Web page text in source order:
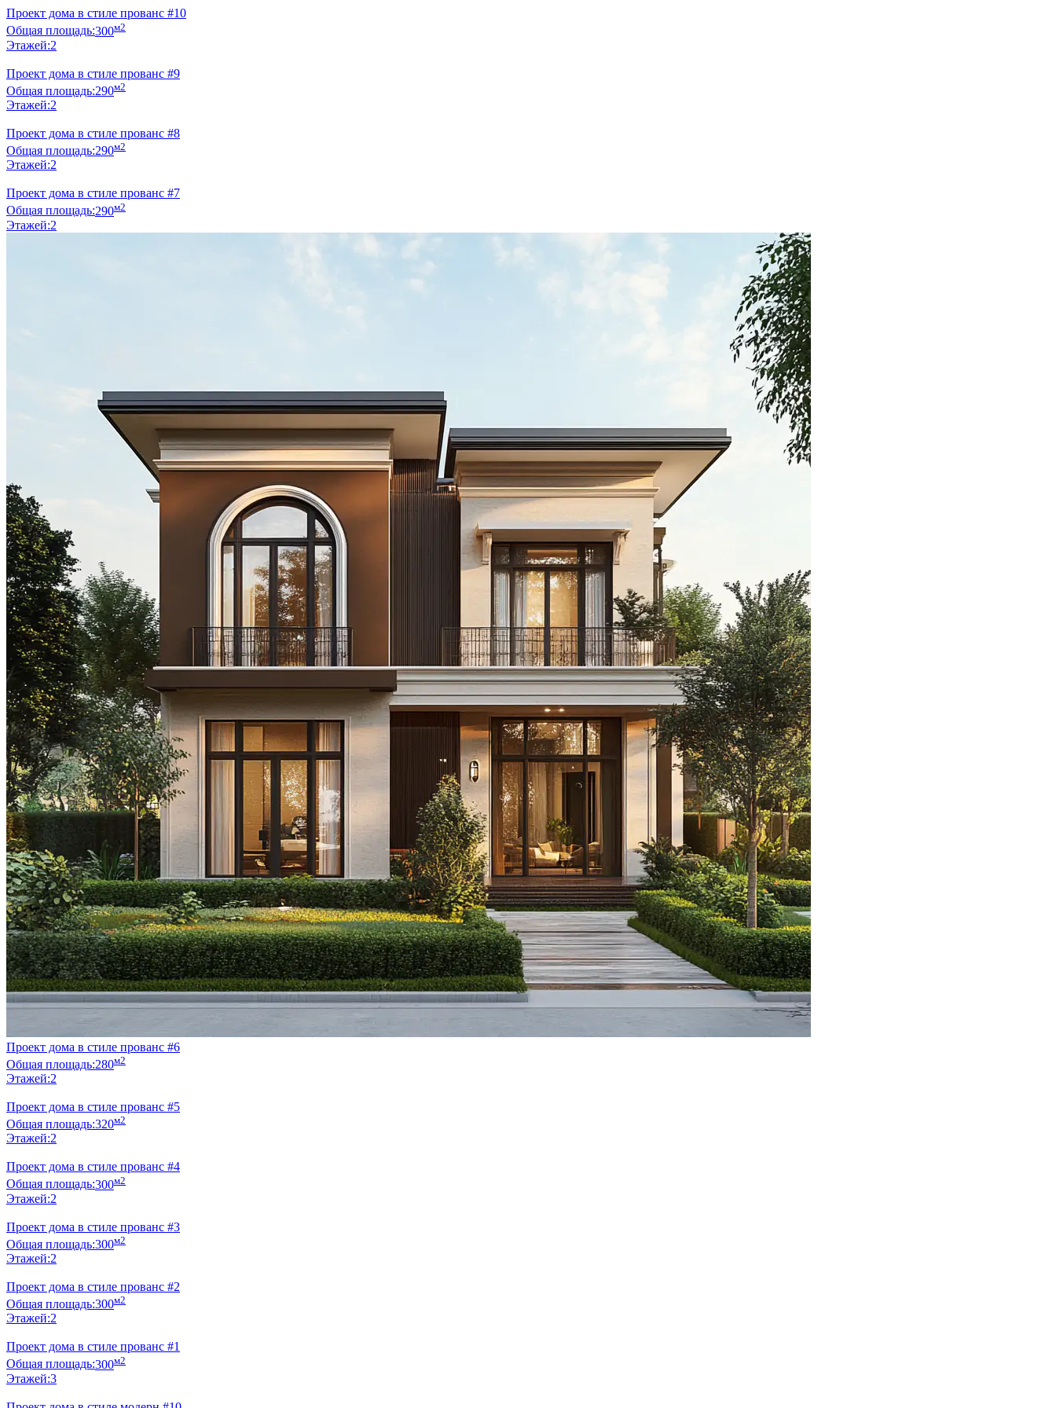
Проект дома в стиле прованс #10
Общая площадь:300м2
Этажей:2
Проект дома в стиле прованс #9
Общая площадь:290м2
Этажей:2
Проект дома в стиле прованс #8
Общая площадь:290м2
Этажей:2
Проект дома в стиле прованс #7
Общая площадь:290м2
Этажей:2
Проект дома в стиле прованс #6
Общая площадь:280м2
Этажей:2
Проект дома в стиле прованс #5
Общая площадь:320м2
Этажей:2
Проект дома в стиле прованс #4
Общая площадь:300м2
Этажей:2
Проект дома в стиле прованс #3
Общая площадь:300м2
Этажей:2
Проект дома в стиле прованс #2
Общая площадь:300м2
Этажей:2
Проект дома в стиле прованс #1
Общая площадь:300м2
Этажей:3